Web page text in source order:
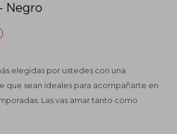
Negro
elegidas por ustedes con una
que sean ideales para acompañarte en
Las vas amar tanto como